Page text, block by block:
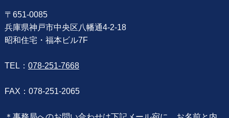
〒651-0085
兵庫県神戸市中央区八幡通4-2-18
昭和住宅・福本ビル7F
TEL： 078-251-7668
FAX：078-251-2065